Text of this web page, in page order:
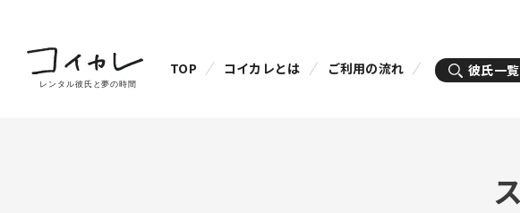
TOP コイカレとは ご利用の流れ 彼氏一覧